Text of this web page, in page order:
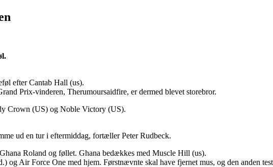
efter Cantab Hall (us).
Prix-vinderen, Therumoursaidfire, er dermed blevet storebror.
Crown (US) og Noble Victory (US).
ud en tur i eftermiddag, fortæller Peter Rudbeck.
Roland og føllet. Ghana bedækkes med Muscle Hill (us).
og Air Force One med hjem. Førstnævnte skal have fjernet mus, og den anden